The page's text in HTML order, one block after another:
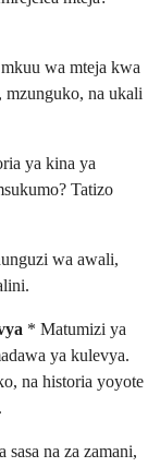
wa mteja kwa
mzunguko, na ukali
ya kina ya
Tatizo
wa awali,
* Matumizi ya
ya kulevya.
na historia yoyote
na za zamani,